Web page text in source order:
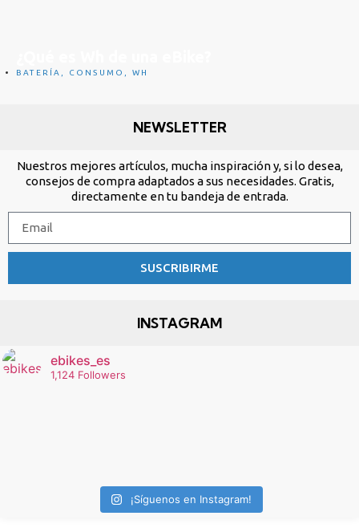
BATERÍA CONSUMO WH
NEWSLETTER
Nuestros mejores artículos, mucha inspiración y, si lo desea,
consejos de compra adaptados a sus necesidades. Gratis,
directamente en tu bandeja de entrada.
SUSCRIBIRME
INSTAGRAM
ebikes_es
1,124 Followers
¡Síguenos en Instagram!